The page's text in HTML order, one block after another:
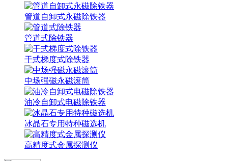
管道自卸式永磁除铁器
管道式除铁器
干式梯度式除铁器
中场强磁永磁滚筒
油冷自卸式电磁除铁器
冰晶石专用特种磁选机
高精度式金属探测仪